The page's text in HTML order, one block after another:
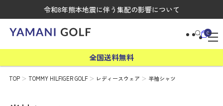
令和8年熊本地震に伴う集配の影響について
0
全国送料無料
TOP TOMMY HILFIGER GOLF レディースウェア 半袖シャツ